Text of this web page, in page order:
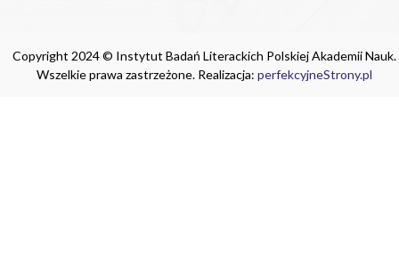
Copyright 2024 © Instytut Badań Literackich Polskiej Akademii Nauk.
Wszelkie prawa zastrzeżone. Realizacja: perfekcyjneStrony.pl